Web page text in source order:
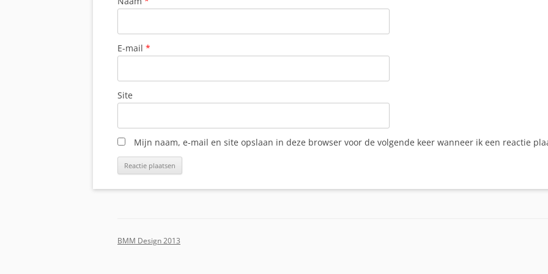
E-mail *
Site
Mijn naam, e-mail en site opslaan in deze browser voor de volgende keer wanneer ik een reactie
BMM Design 2013